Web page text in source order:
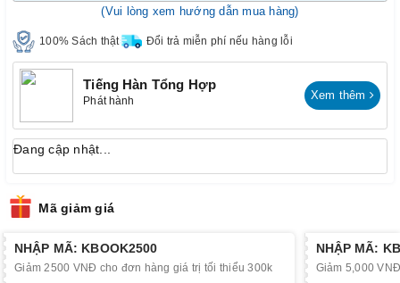
(Vui lòng xem hướng dẫn mua hàng)
100% Sách thật Đổi trả miễn phí nếu hàng lỗi
Tiếng Hàn Tổng Hợp
Phát hành Xem thêm
Đang cập nhật...
Mã giảm giá
NHẬP MÃ: KBOOK2500
Giảm 2500 VNĐ cho đơn hàng giá trị tối thiểu 300k
NHẬP MÃ:
Giảm 5,000